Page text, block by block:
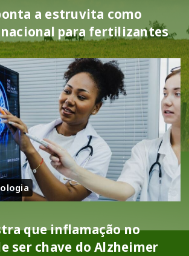
a estruvita como
para fertilizantes
que inflamação no
ser chave do Alzheimer